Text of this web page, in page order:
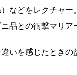
などをレクチャ
ニ品との衝撃マリ
いを感じたとき